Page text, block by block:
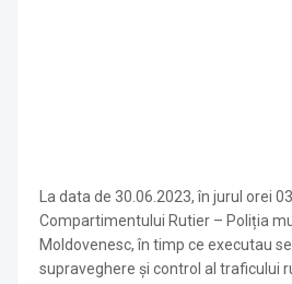
La data de 30.06.2023, în jurul orei
Compartimentului Rutier – Poliția
Moldovenesc, în timp ce executau
supraveghere și control al traficului